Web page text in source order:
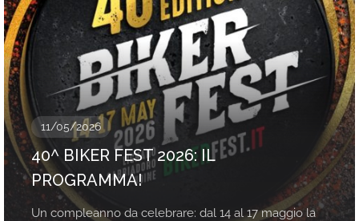
11/05/2026
40^ BIKER FEST 2026: IL
PROGRAMMA!
Un compleanno da celebrare: dal 14 al 17 maggio la